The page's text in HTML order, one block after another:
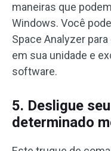
maneiras que
Windows. Você
Space Analyzer
em sua unidade e
software.
5. Desligue
determinado